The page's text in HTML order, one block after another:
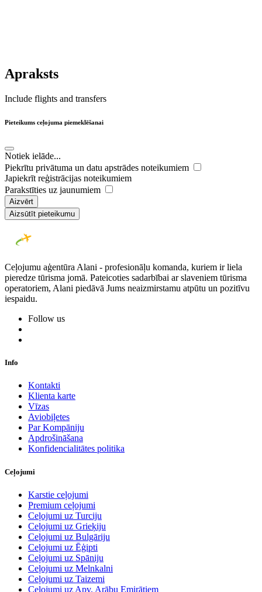
Apraksts
Include flights and transfers
Pieteikums ceļojuma piemeklēšanai
Notiek ielāde...
Piekrītu privātuma un datu apstrādes noteikumiem
Japiekrīt reģistrācijas noteikumiem
Parakstīties uz jaunumiem
Aizvērt
Aizsūtīt pieteikumu
Ceļojumu aģentūra Alani - profesionāļu komanda, kuriem ir liela
pieredze tūrisma jomā. Pateicoties sadarbībai ar slaveniem tūrisma
operatoriem, Alani piedāvā Jums neaizmirstamu atpūtu un pozitīvu
iespaidu.
Follow us
Info
Kontakti
Klienta karte
Vīzas
Aviobiļetes
Par Kompāniju
Apdrošināšana
Konfidencialitātes politika
Ceļojumi
Karstie ceļojumi
Premium ceļojumi
Ceļojumi uz Turciju
Ceļojumi uz Grieķiju
Ceļojumi uz Bulgāriju
Ceļojumi uz Ēģipti
Ceļojumi uz Spāniju
Ceļojumi uz Melnkalni
Ceļojumi uz Taizemi
Ceļojumi uz Apv. Arābu Emirātiem